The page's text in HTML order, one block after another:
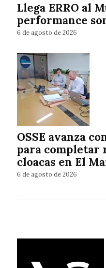
Llega ERRO al
performance
6 de agosto de 2026
OSSE avanza
para completar
cloacas en El
6 de agosto de 2026